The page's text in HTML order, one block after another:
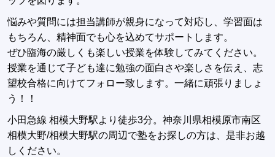
悩みや質問には担当講師が親身になって対応し、学習面は
もちろん、精神面でも心を込めてサポートします。
ぜひ臨海の厳しくも楽しい授業を体験してみてください。
授業を通じて子ども達に勉強の面白さや楽しさを伝え、志
望校合格に向けてフォロー致します。一緒に頑張りましょ
う！！
小田急線 相模大野駅より徒歩3分。神奈川県相模原市南区
相模大野/相模大野駅の周辺で塾をお探しの方は、是非お越
しください。